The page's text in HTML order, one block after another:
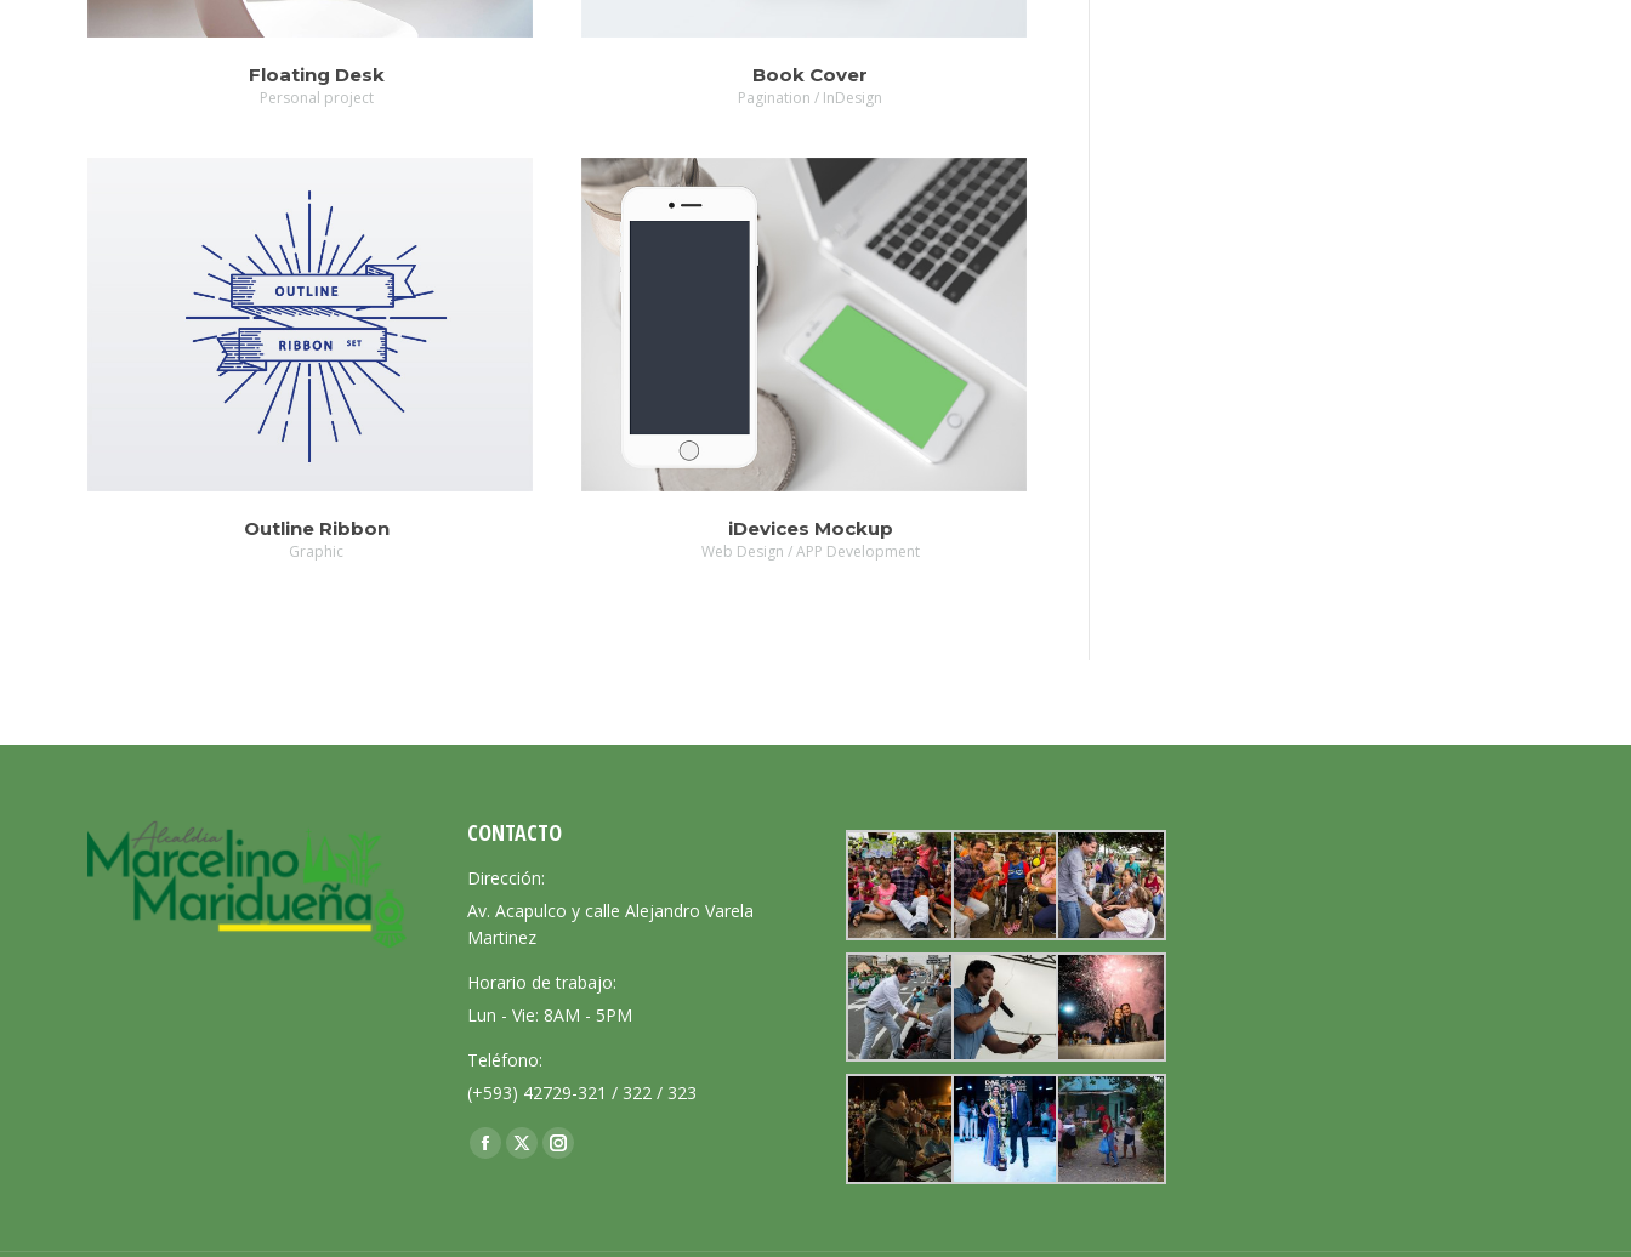
Floating Desk
Personal project
Book Cover
Pagination / InDesign
MORE ZOOM
Outline Ribbon
Graphic
ZOOM
iDevices Mockup
Web Design / APP Development
CONTACTO
Dirección:
Av. Acapulco y calle Alejandro Varela
Martinez
Horario de trabajo:
Lun - Vie: 8AM - 5PM
Teléfono:
(+593) 42729-321 / 322 / 323
Encuéntranos en:
Facebook
X
Instagram